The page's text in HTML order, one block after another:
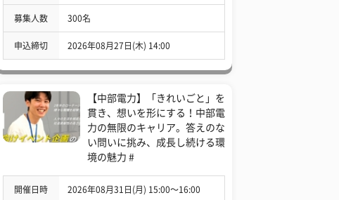
募集人数 300名
申込締切 2026年08月27日(木) 14:00
【中部電力】「きれいごと」を
貫き、想いを形にする！中部電
力の無限のキャリア。答えのな
い問いに挑み、成長し続ける環
境の魅力 #
開催日時 2026年08月31日(月) 15:00〜16:00